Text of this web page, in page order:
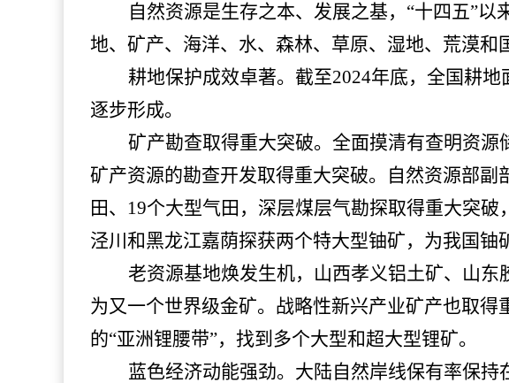
自然资源是生存之本、发展之基， “十四五”以
地、矿产、海洋、水、森林、草原、湿地、荒漠和
耕地保护成效卓著。截至2024年底，全国耕地
逐步形成。
矿产勘查取得重大突破。全面摸清有查明资源
矿产资源的勘查开发取得重大突破。自然资源部
田、19个大型气田，深层煤层气勘探取得重大突
泾川和黑龙江嘉荫探获两个特大型铀矿，为我国铀
老资源基地焕发生机，山西孝义铝土矿、山
为又一个世界级金矿。战略性新兴产业矿产也取
的“亚洲锂腰带”，找到多个大型和超大型锂矿。
蓝色经济动能强劲。大陆自然岸线保有率保持